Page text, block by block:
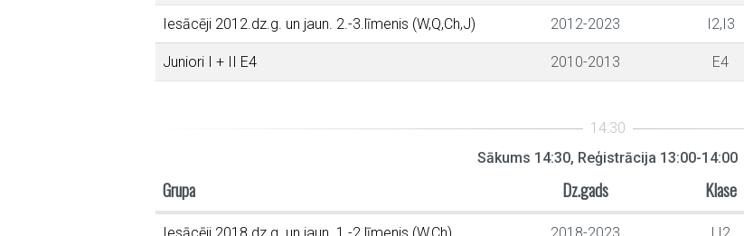
Iesācēji 2012.dz.g. un jaun. 2.-3.līmenis (W,Q,Ch,J) 2012-2023 I2,I3
Juniori I + II E4 2010-2013 E4
Sākums 14:30, Reģistrācija 13:00-14:00
Grupa Dz.gads Klase